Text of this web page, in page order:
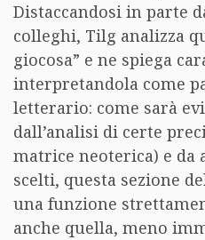
Distaccandosi in parte
colleghi, Tilg analizza
giocosa” e ne spiega
interpretandola come
letterario: come sarà
dall’analisi di certe
matrice neoterica) e
scelti, questa sezione
una funzione
anche quella, meno